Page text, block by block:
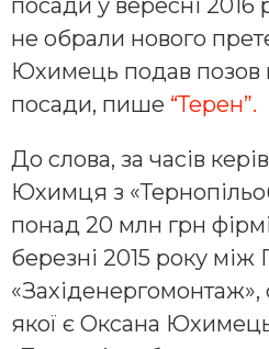
посади у вересні 2016
не обрали нового
Юхимець подав позов
посади, пише “Терен”.
До слова, за часів
Юхимця з
понад 20 млн грн
березні 2015 року між
якої є Оксана